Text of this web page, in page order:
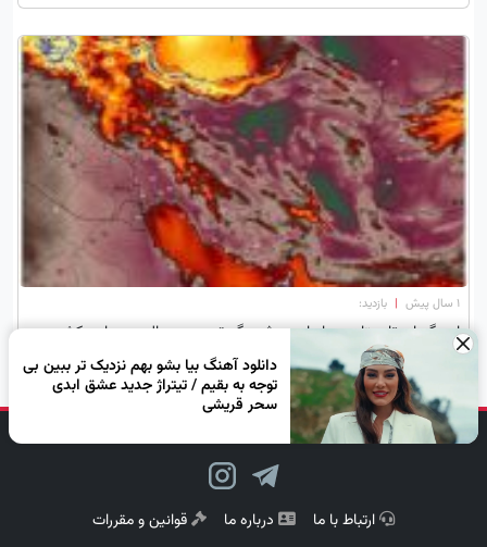
۱ سال پیش | بازدید:
اوج گرمای تابستان در راه است؛ ثبت گرم‌ترین روز سال در سراسر کشور×
دانلود آهنگ بیا بشو بهم نزدیک تر ببین بی
توجه به بقیم / تیتراژ جدید عشق ابدی
سحر قریشی
دنبال کن، لبخند بزن!
ارتباط با ما درباره ما قوانین و مقررات